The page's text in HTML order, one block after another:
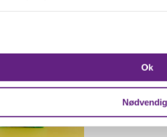
at forbedre brugeroplevelsen på
af vores hjemmeside med vores
Ok